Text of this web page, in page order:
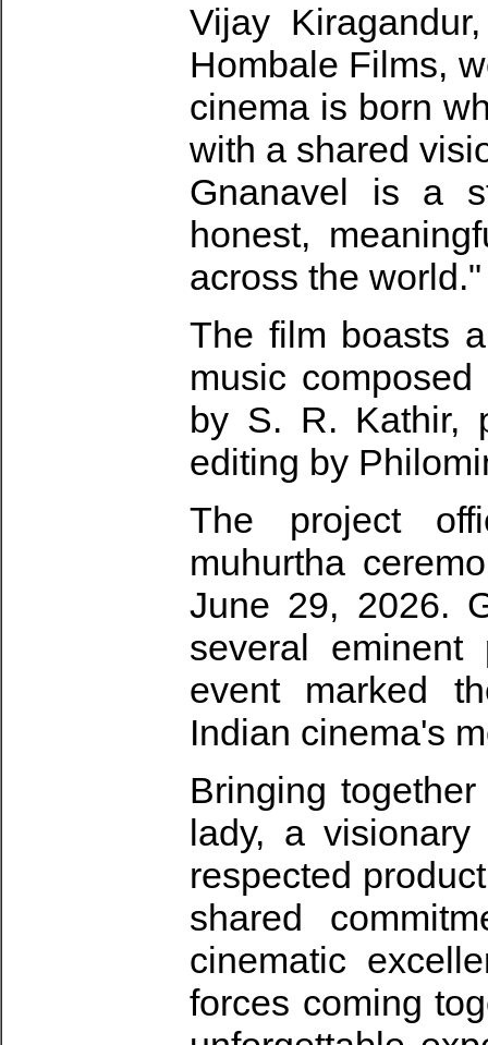
Vijay
Hombale Films,
cinema is born
with a shared
Gnanavel is a
honest,
across the world."
The film boasts
music
by S. R. Kathir,
editing by
The project
muhurtha
June 29, 2026.
several eminent
event marked
Indian cinema's
Bringing
lady, a
respected
shared
cinematic
forces coming